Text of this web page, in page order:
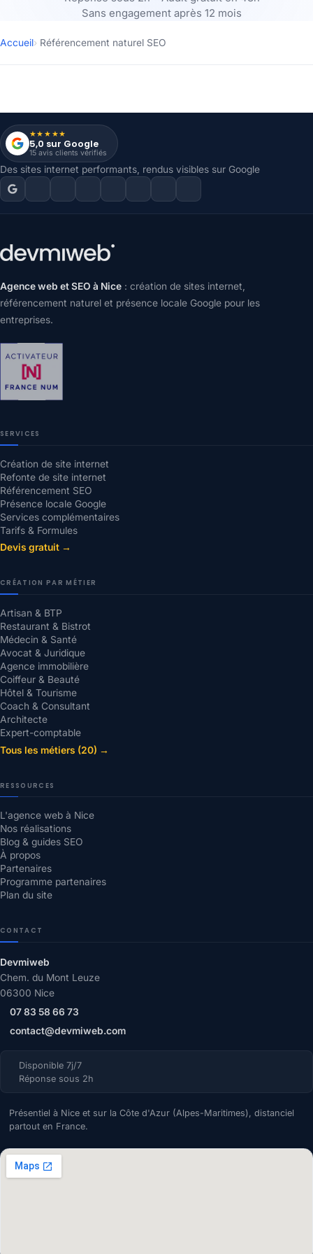
Sans engagement après 12 mois
Accueil› Référencement naturel SEO
★★★★★
5,0 sur Google
15 avis clients vérifiés
Des sites internet performants, rendus visibles sur Google
Agence web et SEO à Nice : création de sites internet,
référencement naturel et présence locale Google pour les
entreprises.
SERVICES
Création de site internet
Refonte de site internet
Référencement SEO
Présence locale Google
Services complémentaires
Tarifs & Formules
Devis gratuit →
CRÉATION PAR MÉTIER
Artisan & BTP
Restaurant & Bistrot
Médecin & Santé
Avocat & Juridique
Agence immobilière
Coiffeur & Beauté
Hôtel & Tourisme
Coach & Consultant
Architecte
Expert-comptable
Tous les métiers (20) →
RESSOURCES
L'agence web à Nice
Nos réalisations
Blog & guides SEO
À propos
Partenaires
Programme partenaires
Plan du site
CONTACT
Devmiweb
Chem. du Mont Leuze
06300 Nice
07 83 58 66 73
contact@devmiweb.com
Disponible 7j/7
Réponse sous 2h
Présentiel à Nice et sur la Côte d'Azur (Alpes-Maritimes), distanciel
partout en France.